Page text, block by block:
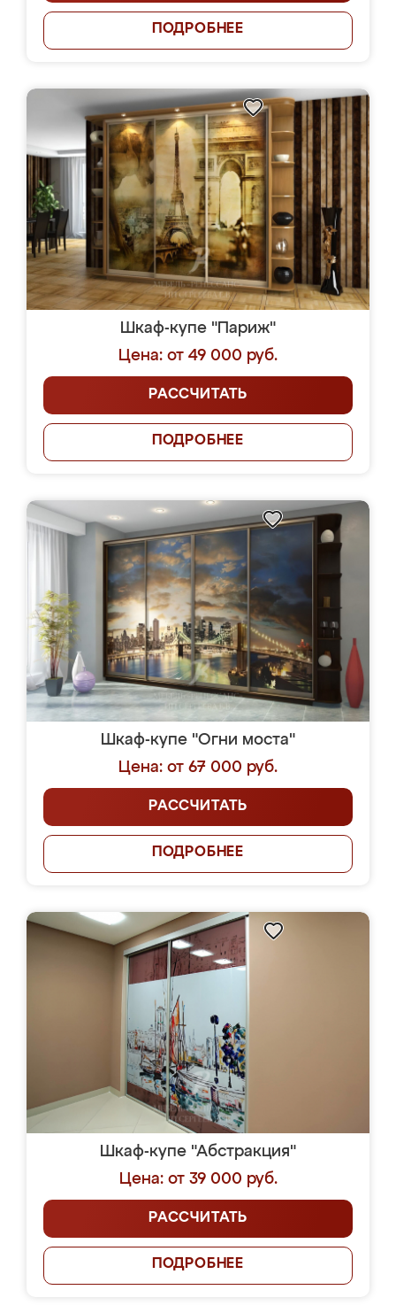
ПОДРОБНЕЕ
Шкаф-купе "Париж"
Цена: от 49 000 руб.
РАССЧИТАТЬ
ПОДРОБНЕЕ
Шкаф-купе "Огни моста"
Цена: от 67 000 руб.
РАССЧИТАТЬ
ПОДРОБНЕЕ
Шкаф-купе "Абстракция"
Цена: от 39 000 руб.
РАССЧИТАТЬ
ПОДРОБНЕЕ